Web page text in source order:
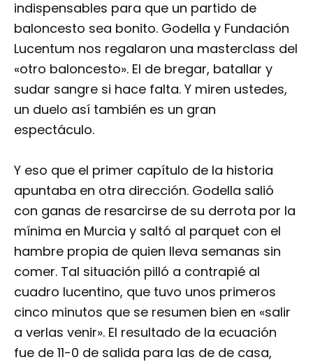
indispensables para que un partido de
baloncesto sea bonito. Godella y Fundación
Lucentum nos regalaron una masterclass del
«otro baloncesto». El de bregar, batallar y
sudar sangre si hace falta. Y miren ustedes,
un duelo así también es un gran
espectáculo.
Y eso que el primer capítulo de la historia
apuntaba en otra dirección. Godella salió
con ganas de resarcirse de su derrota por la
mínima en Murcia y saltó al parquet con el
hambre propia de quien lleva semanas sin
comer. Tal situación pilló a contrapié al
cuadro lucentino, que tuvo unos primeros
cinco minutos que se resumen bien en «salir
a verlas venir». El resultado de la ecuación
fue de 11-0 de salida para las de de casa,